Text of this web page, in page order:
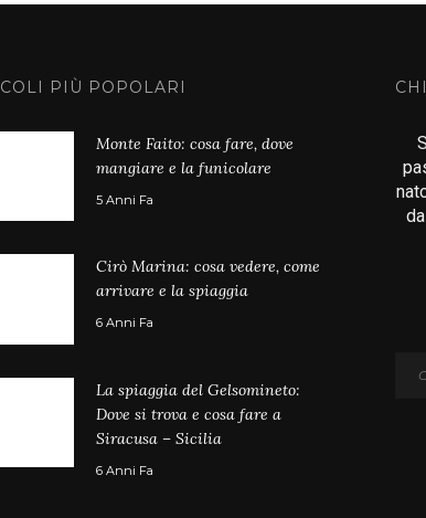
PIÙ POPOLARI
Monte Faito: cosa fare, dove
mangiare e la funicolare
5 Anni Fa
Cirò Marina: cosa vedere, come
arrivare e la spiaggia
6 Anni Fa
La spiaggia del Gelsomineto:
Dove si trova e cosa fare a
Siracusa – Sicilia
6 Anni Fa